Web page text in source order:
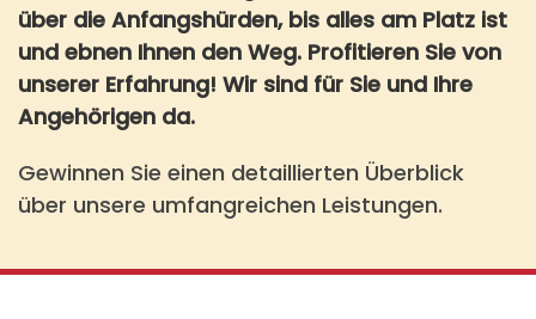
über die Anfangshürden, bis alles am Platz ist
und ebnen Ihnen den Weg. Profitieren Sie von
unserer Erfahrung! Wir sind für Sie und Ihre
Angehörigen da.
Gewinnen Sie einen detaillierten Überblick
über unsere umfangreichen Leistungen.